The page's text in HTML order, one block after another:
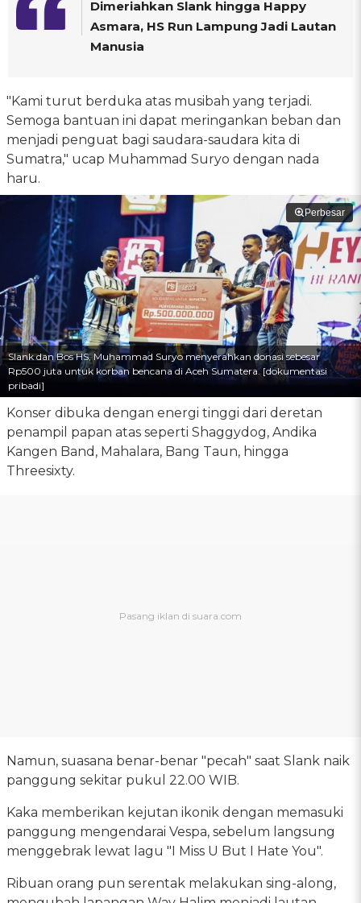
Dimeriahkan Slank hingga Happy
Asmara, HS Run Lampung Jadi Lautan
Manusia
"Kami turut berduka atas musibah yang terjadi.
Semoga bantuan ini dapat meringankan beban dan
menjadi penguat bagi saudara-saudara kita di
Sumatra," ucap Muhammad Suryo dengan nada
haru.
Perbesar
Slank dan Bos HS, Muhammad Suryo menyerahkan donasi sebesar
Rp500 juta untuk korban bencana di Aceh Sumatera. [dokumentasi
pribadi]
Konser dibuka dengan energi tinggi dari deretan
penampil papan atas seperti Shaggydog, Andika
Kangen Band, Mahalara, Bang Taun, hingga
Threesixty.
Namun, suasana benar-benar "pecah" saat Slank naik
panggung sekitar pukul 22.00 WIB.
Kaka memberikan kejutan ikonik dengan memasuki
panggung mengendarai Vespa, sebelum langsung
menggebrak lewat lagu "I Miss U But I Hate You".
Ribuan orang pun serentak melakukan sing-along,